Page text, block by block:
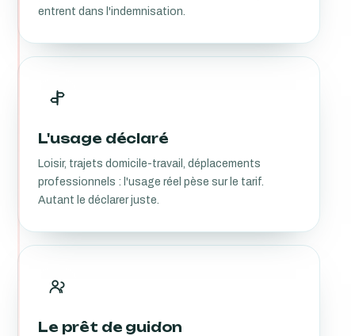
entrent dans l'indemnisation.
L'usage déclaré
Loisir, trajets domicile-travail, déplacements
professionnels : l'usage réel pèse sur le tarif.
Autant le déclarer juste.
Le prêt de guidon